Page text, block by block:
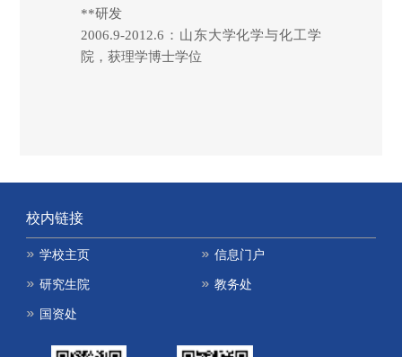
**研发
2006.9-2012.6：山东大学化学与化工学
院，获理学博士学位
校内链接
学校主页 信息门户
研究生院 教务处
国资处